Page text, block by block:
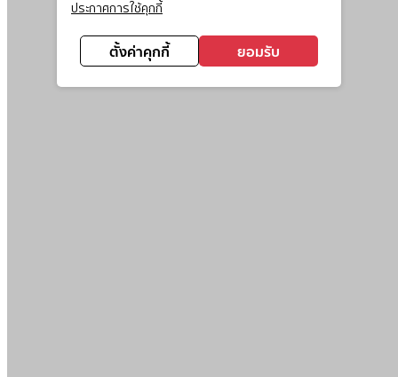
ประกาศการใช้คุกกี้
ตั้งค่าคุกกี้ ยอมรับ
information).